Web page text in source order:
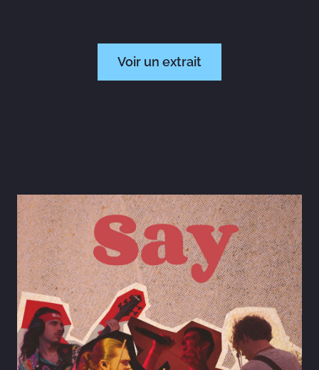
Voir un extrait